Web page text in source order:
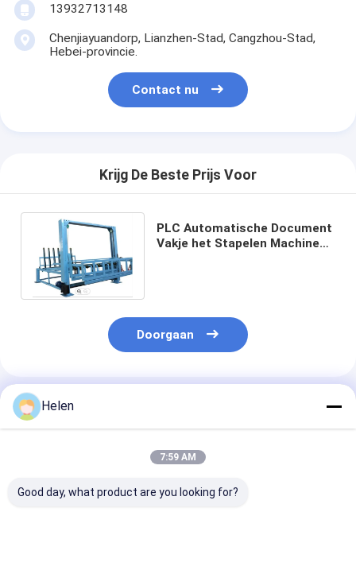
13932713148
Chenjiayuandorp, Lianzhen-Stad, Cangzhou-Stad,
Hebei-provincie.
Contact nu
Krijg De Beste Prijs Voor
PLC Automatische Document
Vakje het Stapelen Machine
Doorgaan
Geadviseerde Producten
Helen
7:59 AM
Good day, what product are you looking for?